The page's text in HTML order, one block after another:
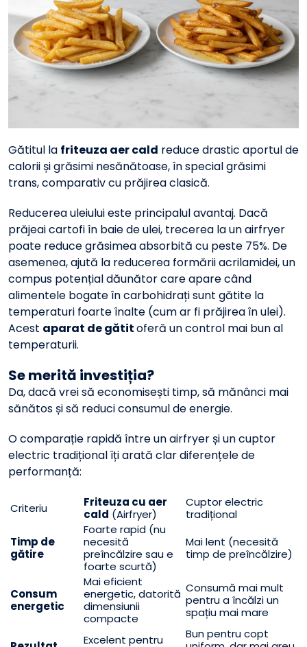
Gătitul la friteuza aer cald reduce drastic aportul de
calorii și grăsimi nesănătoase, în special grăsimi
trans, comparativ cu prăjirea clasică.
Reducerea uleiului este principalul avantaj. Dacă
prăjeai cartofi în baie de ulei, trecerea la un airfryer
poate reduce grăsimea absorbită cu peste 75%. De
asemenea, ajută la reducerea formării acrilamidei, un
compus potențial dăunător care apare când
alimentele bogate în carbohidrați sunt gătite la
temperaturi foarte înalte (cum ar fi prăjirea în ulei).
Acest aparat de gătitoferă un control mai bun al
temperaturii.
Se merită investiția?
Da, dacă vrei să economisești timp, să mănânci mai
sănătos și să reduci consumul de energie.
O comparație rapidă între un airfryer și un cuptor
electric tradițional îți arată clar diferențele de
performanță:
Criteriu
Friteuza cu aer
cald (Airfryer)
Cuptor electric
tradițional
Timp de
gătire
Foarte rapid (nu
necesită
preîncălzire sau e
foarte scurtă)
Mai lent (necesită
timp de preîncălzire)
Consum
energetic
Mai eficient
energetic, datorită
dimensiunii
compacte
Consumă mai mult
pentru a încălzi un
spațiu mai mare
Excelent pentru
Bun pentru copt